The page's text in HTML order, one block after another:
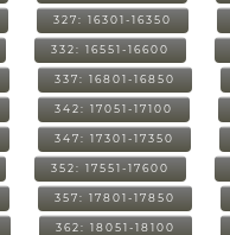
327: 16301-16350
332: 16551-16600
337: 16801-16850
342: 17051-17100
347: 17301-17350
352: 17551-17600
357: 17801-17850
362: 18051-18100